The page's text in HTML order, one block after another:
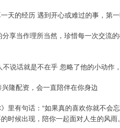
天的经历 遇到开心或难过的事，第
享当作理所当然，珍惜每一次交流的
说话就是不在乎 忽略了他的小动作
隆配资，会一直陪伴在你身边
》里有句话：“如果真的喜欢你就不
时候出现，陪你一起面对人生的风雨。